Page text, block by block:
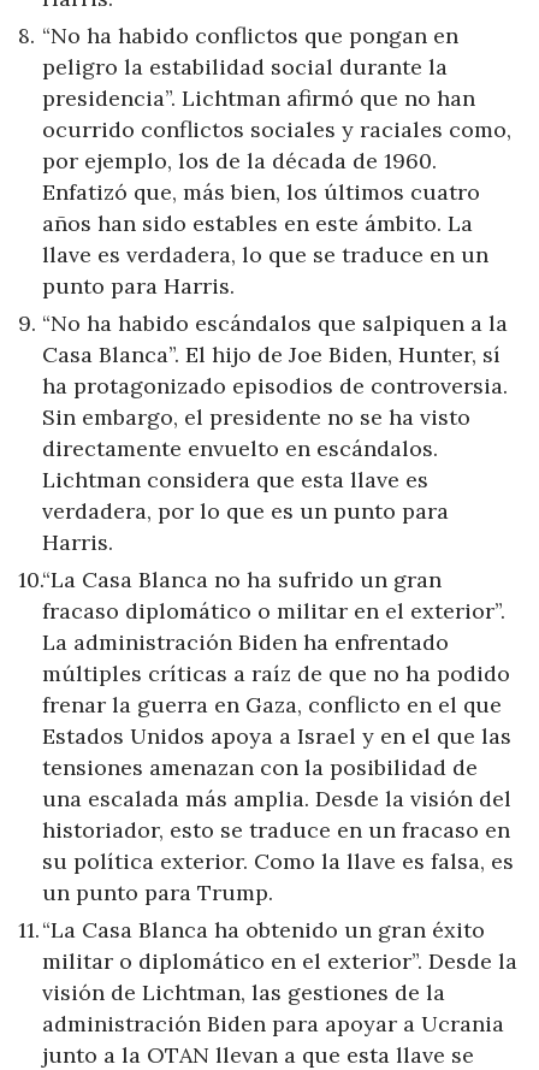
“No ha habido conflictos que pongan en
peligro la estabilidad social durante la
presidencia”. Lichtman afirmó que no han
ocurrido conflictos sociales y raciales como,
por ejemplo, los de la década de 1960.
Enfatizó que, más bien, los últimos cuatro
años han sido estables en este ámbito. La
llave es verdadera, lo que se traduce en un
punto para Harris.
“No ha habido escándalos que salpiquen a la
Casa Blanca”. El hijo de Joe Biden, Hunter, sí
ha protagonizado episodios de controversia.
Sin embargo, el presidente no se ha visto
directamente envuelto en escándalos.
Lichtman considera que esta llave es
verdadera, por lo que es un punto para
Harris.
“La Casa Blanca no ha sufrido un gran
fracaso diplomático o militar en el exterior”.
La administración Biden ha enfrentado
múltiples críticas a raíz de que no ha podido
frenar la guerra en Gaza, conflicto en el que
Estados Unidos apoya a Israel y en el que las
tensiones amenazan con la posibilidad de
una escalada más amplia. Desde la visión del
historiador, esto se traduce en un fracaso en
su política exterior. Como la llave es falsa, es
un punto para Trump.
“La Casa Blanca ha obtenido un gran éxito
militar o diplomático en el exterior”. Desde la
visión de Lichtman, las gestiones de la
administración Biden para apoyar a Ucrania
junto a la OTAN llevan a que esta llave se